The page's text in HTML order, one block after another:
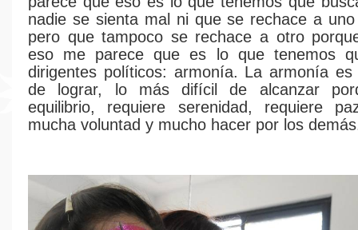
nadie se sienta mal ni que se rechace a
pero que tampoco se rechace a otro
eso me parece que es lo que tenemos
dirigentes políticos: armonía. La armonía
de lograr, lo más difícil de alcanzar
equilibrio, requiere serenidad, requiere
mucha voluntad y mucho hacer por los